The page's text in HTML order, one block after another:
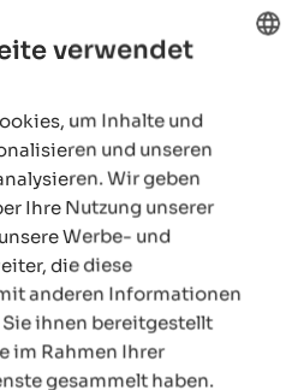
in Südtirols Süden
die Golfsaison auf
lang: Inmitten von
Lana von Februar
GERMAN
verwendet
um Inhalte und
und unseren
Wir geben
Ihre Nutzung unserer
Werbe- und
die diese
anderen Informationen
ihnen bereitgestellt
im Rahmen Ihrer
gesammelt haben.